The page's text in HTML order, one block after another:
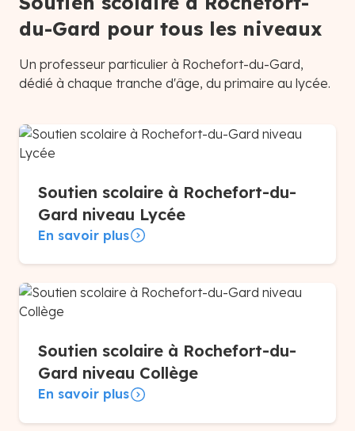
du-Gard pour tous les niveaux
Un professeur particulier à Rochefort-du-Gard,
dédié à chaque tranche d'âge, du primaire au lycée.
Soutien scolaire à Rochefort-du-
Gard niveau Lycée
En savoir plus
Soutien scolaire à Rochefort-du-
Gard niveau Collège
En savoir plus